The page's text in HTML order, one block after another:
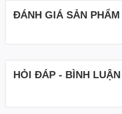
ĐÁNH GIÁ SẢN PHẨM
HỎI ĐÁP - BÌNH LUẬN